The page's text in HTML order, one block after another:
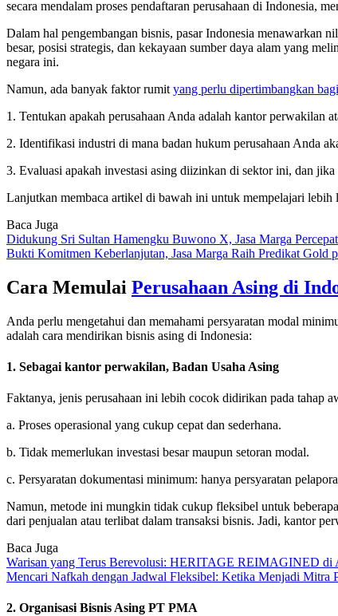
secara mendalam proses pendaftaran perusahaan di Indonesia,
Dalam hal pengembangan bisnis, pasar Indonesia menawarkan
besar, posisi strategis, dan kekayaan sumber daya alam yang
negara ini.
Namun, ada banyak faktor rumit yang perlu dipertimbangkan
1. Tentukan apakah perusahaan Anda adalah kantor
2. Identifikasi industri di mana badan hukum perusahaan Anda
3. Evaluasi apakah investasi asing diizinkan di sektor ini, dan
Lanjutkan membaca artikel di bawah ini untuk mempelajari lebih
Baca Juga
Didukung Sri Sultan Hamengku Buwono X, Jasa Marga
Bukti Komitmen Keberlanjutan, Jasa Marga Raih Predikat Gold
Cara Memulai Perusahaan Asing di
Anda perlu mengetahui dan memahami persyaratan modal
adalah cara mendirikan bisnis asing di Indonesia:
1. Sebagai kantor perwakilan, Badan Usaha Asing
Faktanya, jenis perusahaan ini lebih cocok didirikan pada tahap
a. Proses operasional yang cukup cepat dan sederhana.
b. Tidak memerlukan investasi besar maupun setoran modal.
c. Persyaratan dokumentasi minimum: hanya persyaratan
Namun, metode ini mungkin tidak cukup fleksibel untuk
dari penjualan atau terlibat dalam transaksi bisnis. Jadi, kantor
Baca Juga
Warisan yang Terus Berevolusi: HERITAGE REIMAGINED di
Mencari Nafkah dengan Jadwal Fleksibel: Ketika Menjadi Mitra
2. Organisasi Bisnis Asing PT PMA